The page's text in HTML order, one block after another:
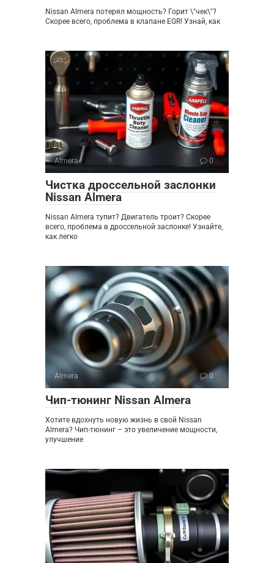
Nissan Almera потерял мощность? Горит \"чек\"?
Скорее всего, проблема в клапане EGR! Узнай, как
Almera 0
Чистка дроссельной заслонки
Nissan Almera
Nissan Almera тупит? Двигатель троит? Скорее
всего, проблема в дроссельной заслонке! Узнайте,
как легко
Almera 0
Чип-тюнинг Nissan Almera
Хотите вдохнуть новую жизнь в свой Nissan
Almera? Чип-тюнинг – это увеличение мощности,
улучшение